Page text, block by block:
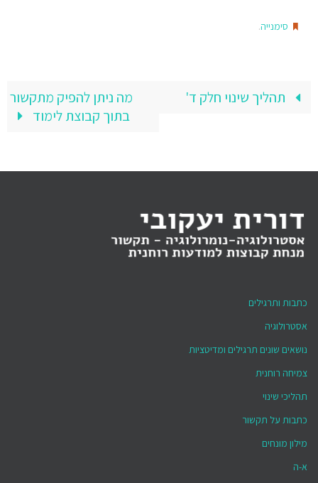
סימנייה.
תהליך שינוי חלק ד'
מה ניתן להפיק מתקשור
בתוך קבוצת לימוד
כתבות ותרגילים
אסטרולוגיה
נושאים שונים תרגילים ומדיטציות
צמיחה רוחנית
תהליכי שינוי
כתבות על תקשור
מילון מונחים
א-ה